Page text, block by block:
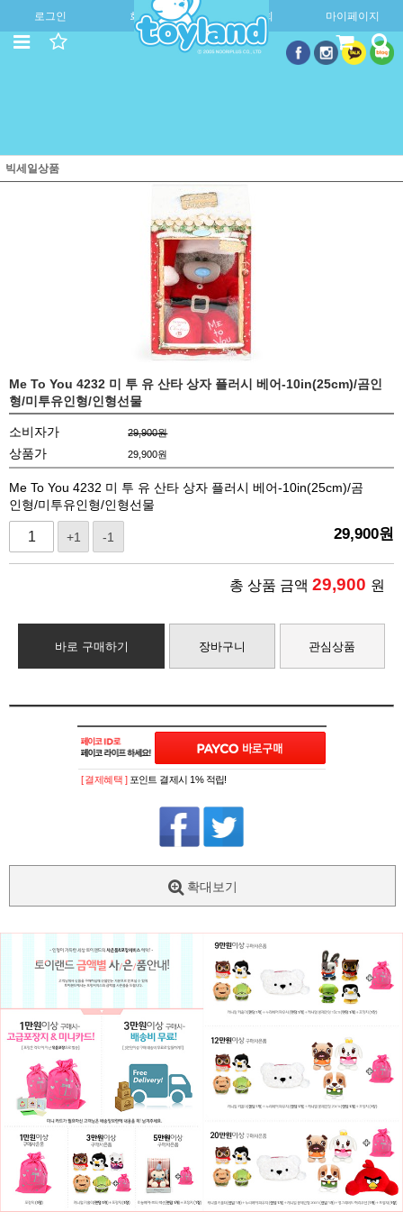
로그인 회원가입 주문조회 마이페이지
빅세일상품
Me To You 4232 미 투 유 산타 상자 플러시 베어-10in(25cm)/곰인
형/미투유인형/인형선물
소비자가 29,900원
상품가 29,900원
Me To You 4232 미 투 유 산타 상자 플러시 베어-10in(25cm)/곰
인형/미투유인형/인형선물
+1 -1 29,900원
총 상품 금액 29,900 원
바로 구매하기 장바구니 관심상품
페이코 ID로
PAYCO 바로
[ 결제혜택 ] 포인트 결제시 1% 적립!
확대보기